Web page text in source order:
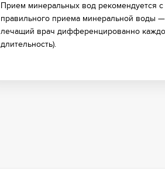
Прием минеральных вод рекомендуется
правильного приема минеральной воды —
лечащий врач дифференцированно
длительность).